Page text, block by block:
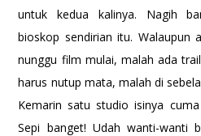
untuk kedua kalinya. Nagih
bioskop sendirian itu. Walaupun
nunggu film mulai, malah ada
harus nutup mata, malah di
Kemarin satu studio isinya
Sepi banget! Udah wanti-wanti